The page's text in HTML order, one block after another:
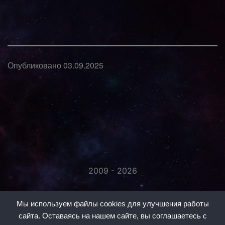
Мы используем файлы cookies для улучшения работы
сайта. Оставаясь на нашем сайте, вы соглашаетесь с
Опубликовано03.09.2025
2009 - 2026